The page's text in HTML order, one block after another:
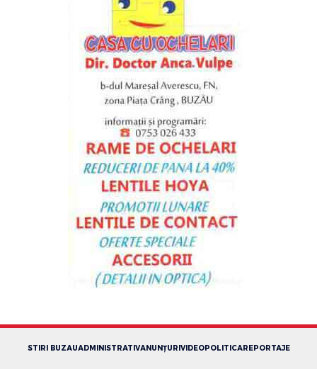
STIRI BUZAUADMINISTRATIVANUNȚURI VIDEOPOLITICAREPORTAJE